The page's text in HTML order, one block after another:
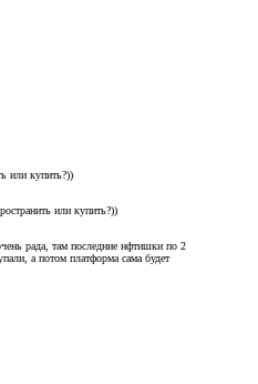
или купить?))
или купить?))
рада, там последние нфтишки по 2
а потом платформа сама будет